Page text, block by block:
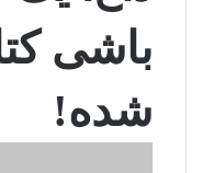
باشی
شده!